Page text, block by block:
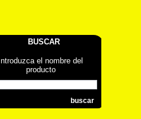
BUSCAR
Introduzca el nombre del
producto